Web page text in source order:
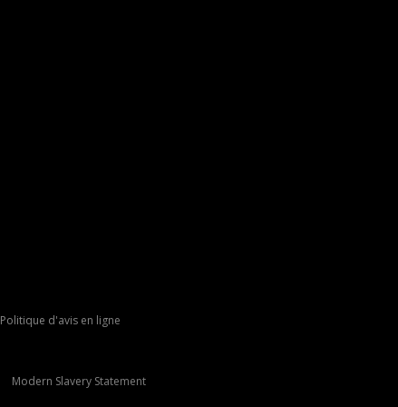
Politique d'avis en ligne
Modern Slavery Statement